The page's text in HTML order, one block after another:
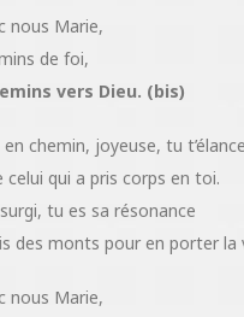
nous Marie,
de foi,
vers Dieu. (bis)
chemin, joyeuse, tu
celui qui a pris corps en toi.
tu es sa résonance
des monts pour en porter la
nous Marie,